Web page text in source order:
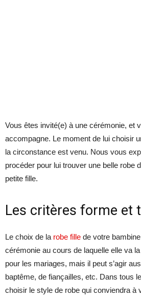
Vous êtes invité(e) à une cérémonie, et
accompagne. Le moment de lui choisir
la circonstance est venu. Nous vous
procéder pour lui trouver une belle robe
petite fille.
Les critères forme et
Le choix de la robe fille de votre
cérémonie au cours de laquelle elle va
pour les mariages, mais il peut s’agir
baptême, de fiançailles, etc. Dans tous
choisir le style de robe qui conviendra à